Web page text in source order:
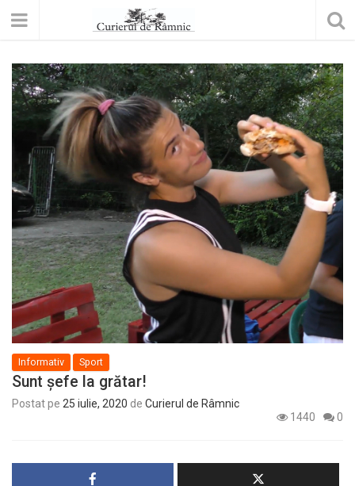
Informativ Sport
Sunt șefe la grătar!
Postat pe 25 iulie, 2020 de Curierul de Râmnic
1440
0